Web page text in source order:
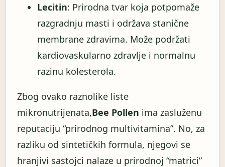
Lecitin: Prirodna tvar koja potpomaže
razgradnju masti i održava stanične
membrane zdravima. Može podržati
kardiovaskularno zdravlje i normalnu
razinu kolesterola.
Zbog ovako raznolike liste
mikronutrijenata,Bee Pollen ima zasluženu
reputaciju “prirodnog multivitamina”. No, za
razliku od sintetičkih formula, njegovi se
hranjivi sastojci nalaze u prirodnoj “matrici”